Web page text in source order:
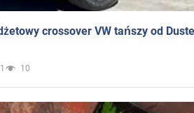
crossover VW tańszy od
10